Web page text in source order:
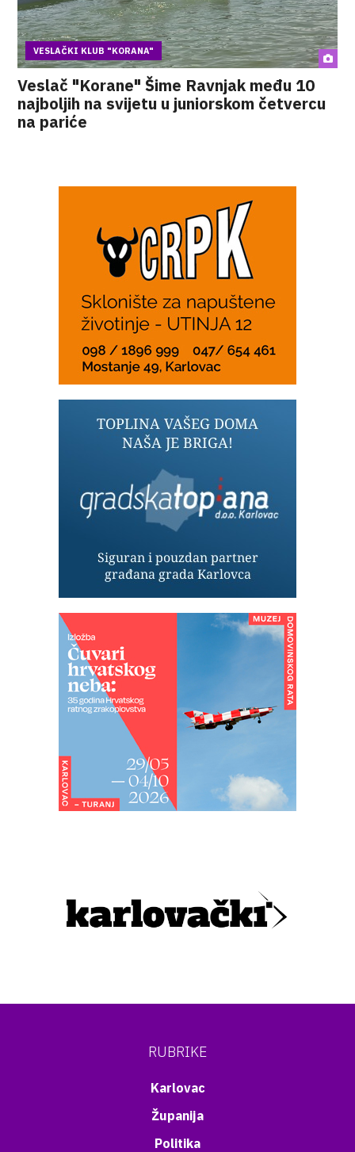
VESLAČKI KLUB "KORANA"
Veslač "Korane" Šime Ravnjak među 10
najboljih na svijetu u juniorskom četvercu
na pariće
RUBRIKE
Karlovac
Županija
Politika